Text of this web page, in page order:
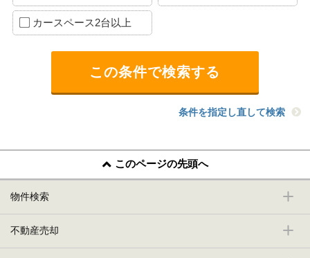
カースペース2台以上
条件を指定し直して検索
このページの先頭へ
物件検索
不動産売却